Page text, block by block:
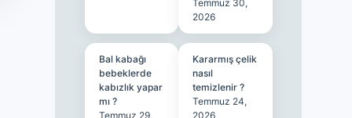
Temmuz 30,
2026
Bal kabağı
bebeklerde
kabızlık yapar
mı ?
Temmuz 29,
Kararmış çelik
nasıl
temizlenir ?
Temmuz 24,
2026